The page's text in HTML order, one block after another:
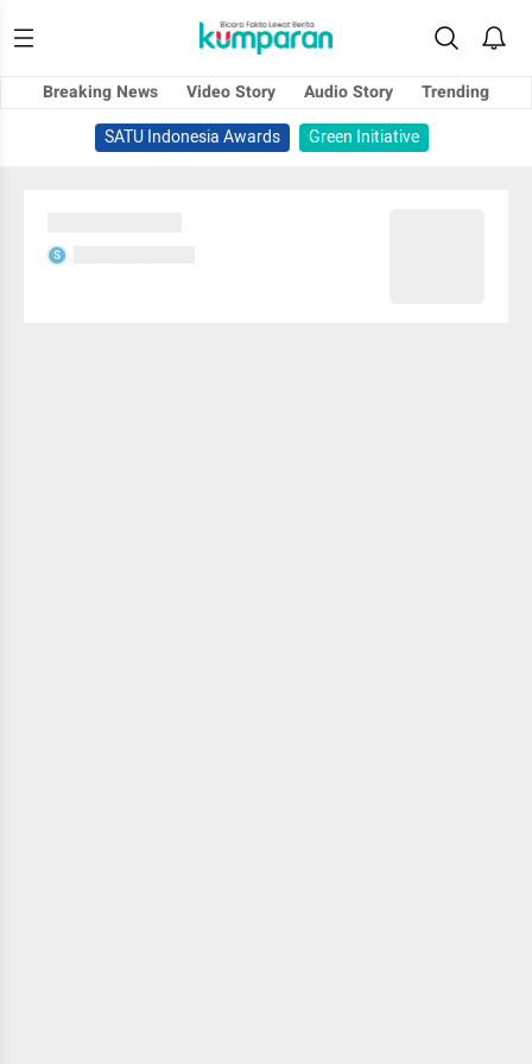
Breaking News Video Story Audio Story
Trending
SATU Indonesia Awards
Green Initiative
S